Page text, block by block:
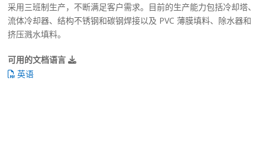
采用三班制生产，不断满足客户需求。目前的生产能力包括冷却塔、
流体冷却器、结构不锈钢和碳钢焊接以及 PVC 薄膜填料、除水器和
挤压溅水填料。
可用的文档语言
英语